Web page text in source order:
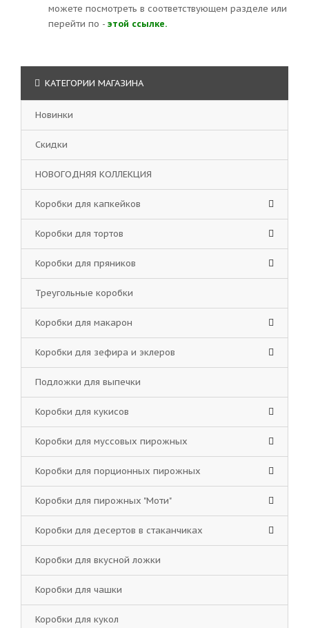
можете посмотреть в соответствующем разделе или
перейти по - этой ссылке.
КАТЕГОРИИ МАГАЗИНА
Новинки
Скидки
НОВОГОДНЯЯ КОЛЛЕКЦИЯ
Коробки для капкейков
Коробки для тортов
Коробки для пряников
Треугольные коробки
Коробки для макарон
Коробки для зефира и эклеров
Подложки для выпечки
Коробки для кукисов
Коробки для муссовых пирожных
Коробки для порционных пирожных
Коробки для пирожных "Моти"
Коробки для десертов в стаканчиках
Коробки для вкусной ложки
Коробки для чашки
Коробки для кукол